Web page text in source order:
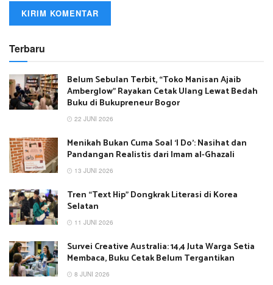
Terbaru
Belum Sebulan Terbit, “Toko Manisan Ajaib
Amberglow” Rayakan Cetak Ulang Lewat Bedah
Buku di Bukupreneur Bogor
22 JUNI 2026
Menikah Bukan Cuma Soal ‘I Do’: Nasihat dan
Pandangan Realistis dari Imam al-Ghazali
13 JUNI 2026
Tren “Text Hip” Dongkrak Literasi di Korea
Selatan
11 JUNI 2026
Survei Creative Australia: 14,4 Juta Warga Setia
Membaca, Buku Cetak Belum Tergantikan
8 JUNI 2026